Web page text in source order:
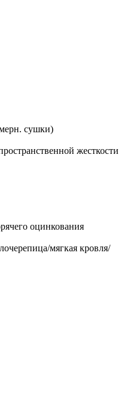
сушки)
жесткости
оцинкования
мягкая кровля/